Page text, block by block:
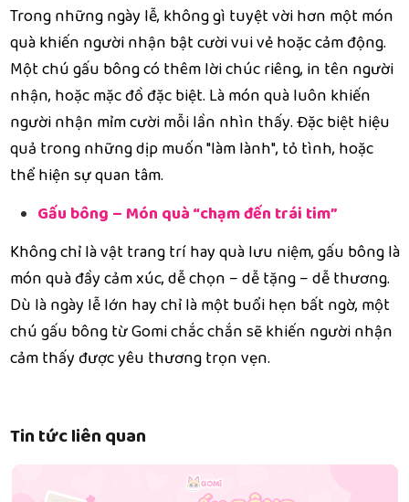
Trong những ngày lễ, không gì tuyệt vời hơn một món
quà khiến người nhận bật cười vui vẻ hoặc cảm động.
Một chú gấu bông có thêm lời chúc riêng, in tên người
nhận, hoặc mặc đồ đặc biệt. Là món quà luôn khiến
người nhận mỉm cười mỗi lần nhìn thấy. Đặc biệt hiệu
quả trong những dịp muốn "làm lành", tỏ tình, hoặc
thể hiện sự quan tâm.
Gấu bông – Món quà “chạm đến trái tim”
Không chỉ là vật trang trí hay quà lưu niệm, gấu bông là
món quà đầy cảm xúc, dễ chọn – dễ tặng – dễ thương.
Dù là ngày lễ lớn hay chỉ là một buổi hẹn bất ngờ, một
chú gấu bông từ Gomi chắc chắn sẽ khiến người nhận
cảm thấy được yêu thương trọn vẹn.
Tin tức liên quan